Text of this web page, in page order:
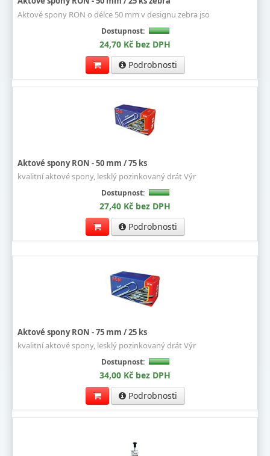
Aktové spony RON o délce 50 mm v designu zebra jso
Dostupnost:
24,70 Kč bez DPH
Podrobnosti
Aktové spony RON - 50 mm / 75 ks
kvalitní aktové spony, lesklý pozinkovaný drát Výr
Dostupnost:
27,40 Kč bez DPH
Podrobnosti
Aktové spony RON - 75 mm / 25 ks
kvalitní aktové spony, lesklý pozinkovaný drát Výr
Dostupnost:
34,00 Kč bez DPH
Podrobnosti